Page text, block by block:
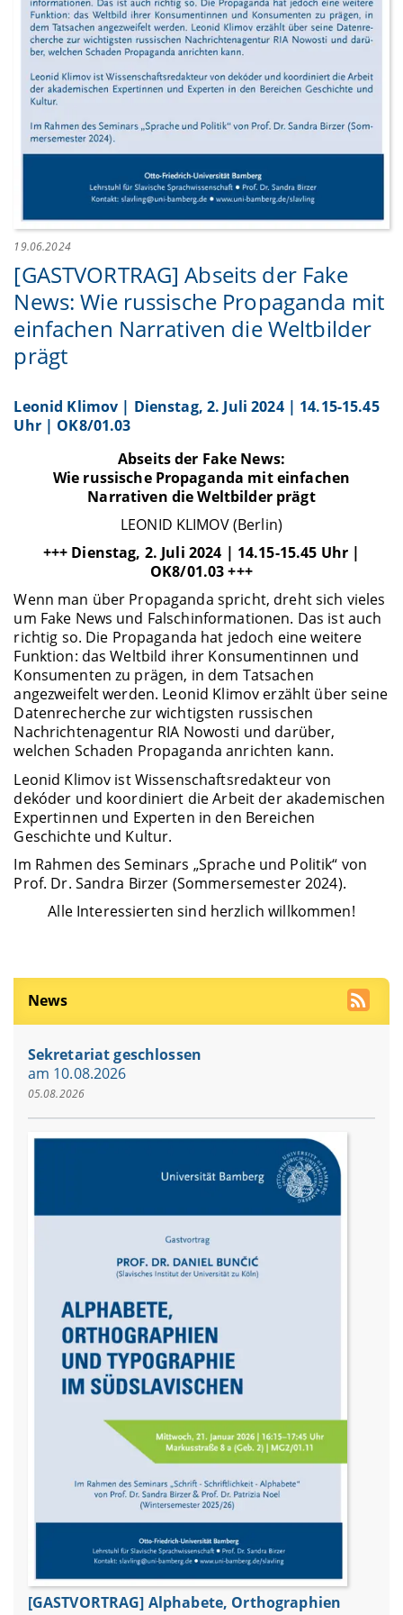
19.06.2024
[GASTVORTRAG] Abseits der Fake
News: Wie russische Propaganda mit
einfachen Narrativen die Weltbilder
prägt
Leonid Klimov | Dienstag, 2. Juli 2024 | 14.15-15.45
Uhr | OK8/01.03
Abseits der Fake News:
Wie russische Propaganda mit einfachen
Narrativen die Weltbilder prägt
LEONID KLIMOV (Berlin)
+++ Dienstag, 2. Juli 2024 | 14.15-15.45 Uhr |
OK8/01.03 +++
Wenn man über Propaganda spricht, dreht sich vieles
um Fake News und Falschinformationen. Das ist auch
richtig so. Die Propaganda hat jedoch eine weitere
Funktion: das Weltbild ihrer Konsumentinnen und
Konsumenten zu prägen, in dem Tatsachen
angezweifelt werden. Leonid Klimov erzählt über seine
Datenrecherche zur wichtigsten russischen
Nachrichtenagentur RIA Nowosti und darüber,
welchen Schaden Propaganda anrichten kann.
Leonid Klimov ist Wissenschaftsredakteur von
dekóder und koordiniert die Arbeit der akademischen
Expertinnen und Experten in den Bereichen
Geschichte und Kultur.
Im Rahmen des Seminars „Sprache und Politik“ von
Prof. Dr. Sandra Birzer (Sommersemester 2024).
Alle Interessierten sind herzlich willkommen!
News
Sekretariat geschlossen
am 10.08.2026
05.08.2026
[GASTVORTRAG] Alphabete, Orthographien